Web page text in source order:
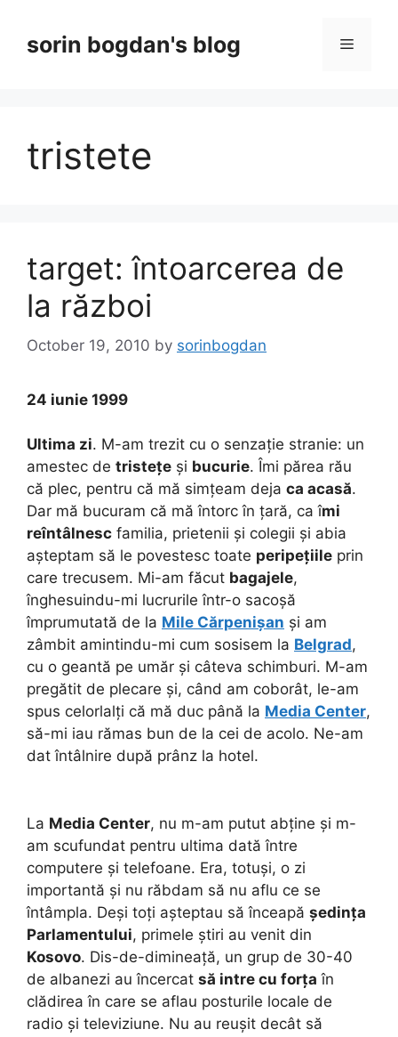
contentsorin bogdan's blog Menu
tristete
target: întoarcerea de
la război
October 19, 2010 by sorinbogdan
24 iunie 1999
Ultima zi. M-am trezit cu o senzație stranie: un
amestec de tristețe și bucurie. Îmi părea rău
că plec, pentru că mă simțeam deja ca acasă.
Dar mă bucuram că mă întorc în țară, ca îmi
reîntâlnesc familia, prietenii și colegii și abia
așteptam să le povestesc toate peripețiile prin
care trecusem. Mi-am făcut bagajele,
înghesuindu-mi lucrurile într-o sacoșă
împrumutată de la Mile Cărpenișan și am
zâmbit amintindu-mi cum sosisem la Belgrad,
cu o geantă pe umăr și câteva schimburi. M-am
pregătit de plecare și, când am coborât, le-am
spus celorlalți că mă duc până la Media Center,
să-mi iau rămas bun de la cei de acolo. Ne-am
dat întâlnire după prânz la hotel.
La Media Center, nu m-am putut abține și m-
am scufundat pentru ultima dată între
computere și telefoane. Era, totuși, o zi
importantă și nu răbdam să nu aflu ce se
întâmpla. Deși toți așteptau să înceapă ședința
Parlamentului, primele știri au venit din
Kosovo. Dis-de-dimineață, un grup de 30-40
de albanezi au încercat să intre cu forța în
clădirea în care se aflau posturile locale de
radio și televiziune. Nu au reușit decât să